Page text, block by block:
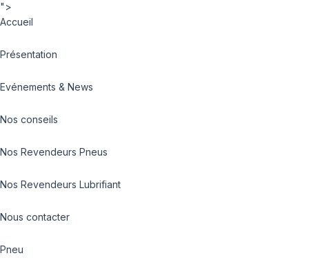
">
Accueil
Présentation
Evénements & News
Nos conseils
Nos Revendeurs Pneus
Nos Revendeurs Lubrifiant
Nous contacter
Pneu